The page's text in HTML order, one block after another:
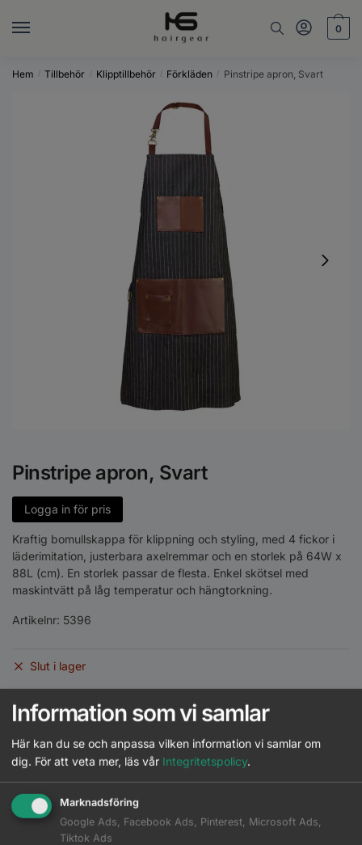
0
Hem / Tillbehör / Klipptillbehör / Förkläden / Pinstripe apron, Svart
Pinstripe apron, Svart
Logga in för pris
Kraftig bomullskappa för klippning och styling, med 4 fickor i
läderimitation, justerbara axelremmar och en storlek på 64W x
88L (cm). En storlek passar de flesta. Enkel skötsel med
maskintvätt på låg temperatur och hängtorkning.
Artikelnr: 5396
Slut i lager
Beskrivning
Ytterligare information
Information som vi samlar
Här kan du se och anpassa vilken information vi samlar om
dig. För att veta mer, läs vår Integritetspolicy.
Marknadsföring
Google Ads, Facebook Ads, Pinterest, Microsoft Ads,
Tiktok Ads